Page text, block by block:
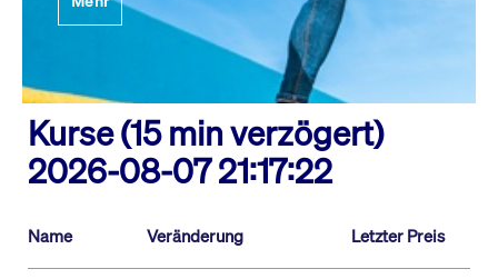
Kurse (15 min verzögert)
2026-08-07 21:17:22
Name Veränderung Letzter Preis